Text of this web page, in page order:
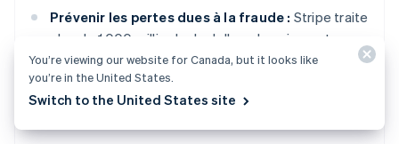
Prévenir les pertes dues à la fraude : Stripe traite
plus de 1 000 milliards de dollars de paiements
chaque année. Cette envergure permet à Radar de
détecter et de prévenir la fraude avec une
précision inégalée, vous permettant ainsi de
You’re viewing our website for Canada, but it looks like
you’re in the United States.
Switch to the United States site